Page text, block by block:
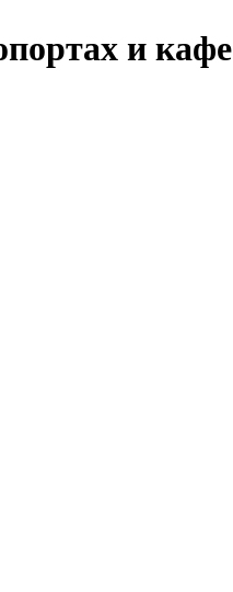
и кафе